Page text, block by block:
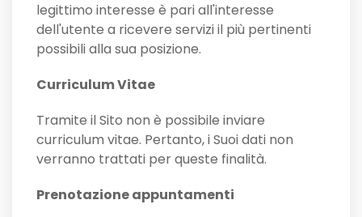
legittimo interesse è pari all'interesse
dell'utente a ricevere servizi il più pertinenti
possibili alla sua posizione.
Curriculum Vitae
Tramite il Sito non è possibile inviare
curriculum vitae. Pertanto, i Suoi dati non
verranno trattati per queste finalità.
Prenotazione appuntamenti